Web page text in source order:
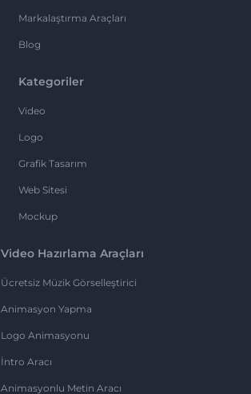
Markalaştırma Araçları
Blog
Kategoriler
Video
Logo
Grafik Tasarım
Web Sitesi
Mockup
Video Hazırlama Araçları
Ücretsiz Müzik Görselleştirici
Animasyon Yapma
Logo Animasyonu
İntro Aracı
Animasyonlu Metin Aracı